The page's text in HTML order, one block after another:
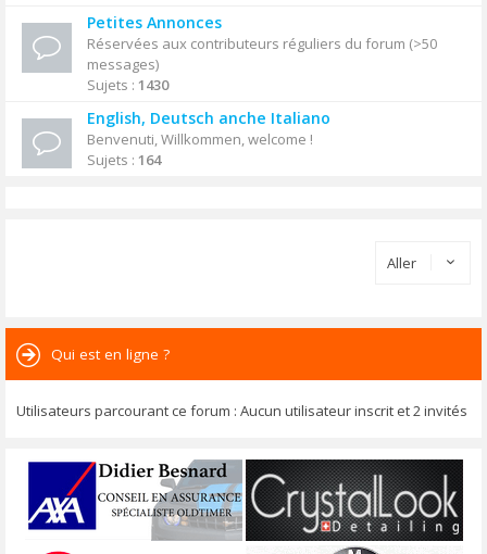
Petites Annonces
Réservées aux contributeurs réguliers du forum (>50
messages)
Sujets : 1430
English, Deutsch anche Italiano
Benvenuti, Willkommen, welcome !
Sujets : 164
Aller
Qui est en ligne ?
Utilisateurs parcourant ce forum : Aucun utilisateur inscrit et 2 invités